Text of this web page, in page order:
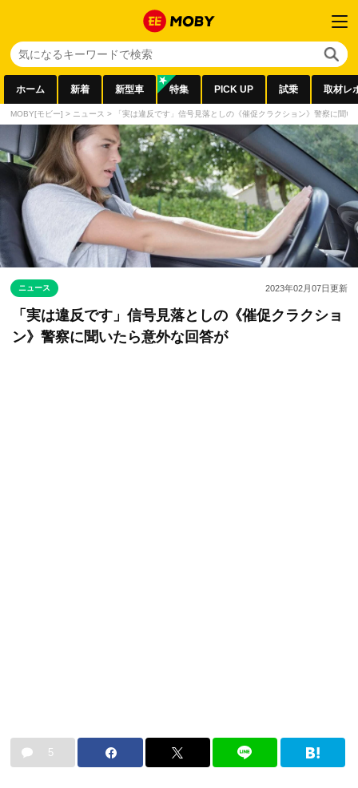
ホーム 新着 新型車 特集 PICK UP 試乗 取材レ
MOBY[モビー] > ニュース > 「実は違反です」信号見落としの《催促クラクション》警察に聞い
ニュース 2023年02月07日更新
「実は違反です」信号見落としの《催促クラクショ
ン》警察に聞いたら意外な回答が
5